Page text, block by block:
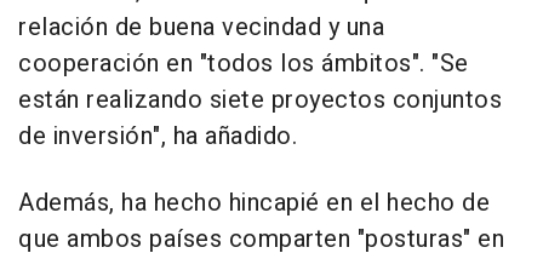
relación de buena vecindad y una
cooperación en "todos los ámbitos". "Se
están realizando siete proyectos conjuntos
de inversión", ha añadido.
Además, ha hecho hincapié en el hecho de
que ambos países comparten "posturas" en